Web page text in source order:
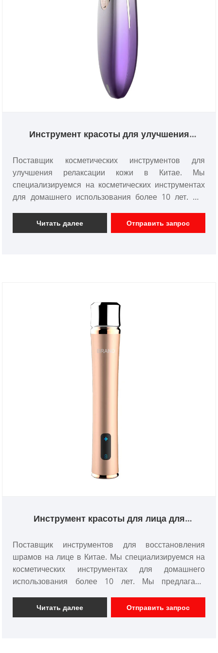
Инструмент красоты для улучшения
Поставщик косметических инструментов для
улучшения релаксации кожи в Китае. Мы
специализируемся на косметических инструментах
для домашнего использования более 10 лет. Мы
инструментов и имеем хорошее ценовое
преимущество и покрываем большую часть рынков
Читать далее Отправить запрос
Инструмент красоты для лица для
Поставщик инструментов для восстановления
шрамов на лице в Китае. Мы специализируемся на
косметических инструментах для домашнего
использования более 10 лет. Мы предлагаем
хорошее ценовое преимущество и покрываем
большую часть рынков Японии и Кореи. Мы
Читать далее Отправить запрос